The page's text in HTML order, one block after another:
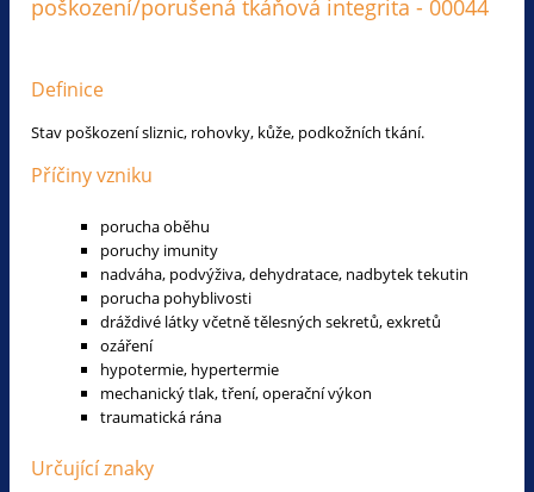
poškození/porušená tkáňová integrita - 00044
Definice
Stav poškození sliznic, rohovky, kůže, podkožních tkání.
Příčiny vzniku
porucha oběhu
poruchy imunity
nadváha, podvýživa, dehydratace, nadbytek tekutin
porucha pohyblivosti
dráždivé látky včetně tělesných sekretů, exkretů
ozáření
hypotermie, hypertermie
mechanický tlak, tření, operační výkon
traumatická rána
Určující znaky